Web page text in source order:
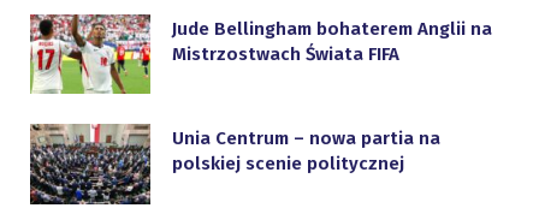
Jude Bellingham bohaterem Anglii na
Mistrzostwach Świata FIFA
Unia Centrum – nowa partia na
polskiej scenie politycznej